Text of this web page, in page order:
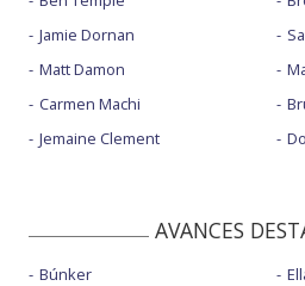
Jamie Dornan
Matt Damon
Carmen Machi
Jemaine Clement
AVANCES
Búnker